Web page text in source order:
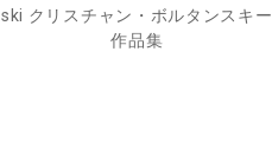
ski クリスチャン・ボルタンスキー
作品集